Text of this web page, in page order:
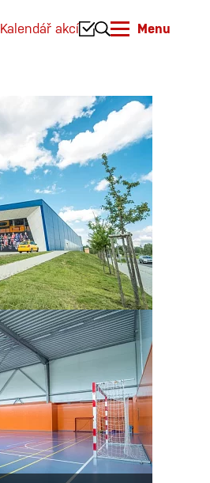
Kalendář akcí Menu